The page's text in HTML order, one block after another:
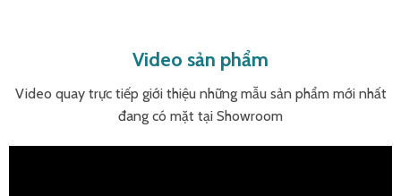
Video sản phẩm
Video quay trực tiếp giới thiệu những mẫu sản phẩm mới nhất
đang có mặt tại Showroom